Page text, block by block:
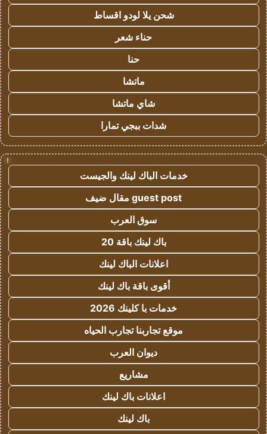
شحن يلا لودو اقساط
حناء شعر
حنا
ماتشا
شاي ماتشا
شدات ببجي تمارا
!
خدمات الباك لينك والجيست
guest post مقال ضيف
سوق العرب
باك لينك باقة 20
اعلانات الباك لينك
أقوى باقة باك لينك
خدمات با كلينك 2026
موقع تجاربنا تجارب الحياه
ديوان العرب
مشاريع
اعلانات باك لينك
باك لينك